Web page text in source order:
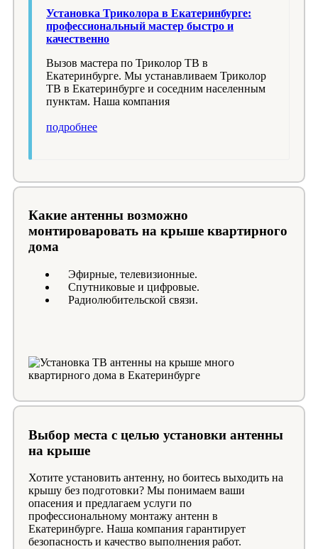
Установка Триколора в Екатеринбурге:
профессиональный мастер быстро и
качественно
Вызов мастера по Триколор ТВ в
Екатеринбурге. Мы устанавливаем Триколор
ТВ в Екатеринбурге и соседним населенным
пунктам. Наша компания
подробнее
Какие антенны возможно
монтироваровать на крыше квартирного
дома
Эфирные, телевизионные.
Спутниковые и цифровые.
Радиолюбительской связи.
Выбор места с целью установки антенны
на крыше
Хотите установить антенну, но боитесь выходить на
крышу без подготовки? Мы понимаем ваши
опасения и предлагаем услуги по
профессиональному монтажу антенн в
Екатеринбурге. Наша компания гарантирует
безопасность и качество выполнения работ.